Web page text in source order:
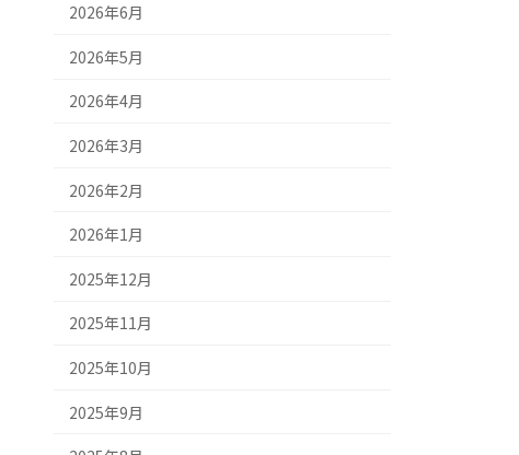
2026年6月
2026年5月
2026年4月
2026年3月
2026年2月
2026年1月
2025年12月
2025年11月
2025年10月
2025年9月